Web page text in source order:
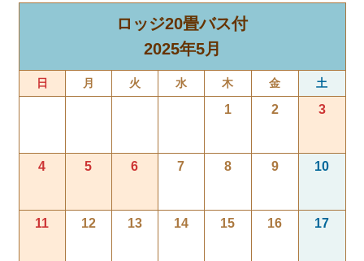
ロッジ20畳バス付
2025年5月
日 月 火 水 木 金 土
1 2 3
4 5 6 7 8 9 10
11 12 13 14 15 16 17